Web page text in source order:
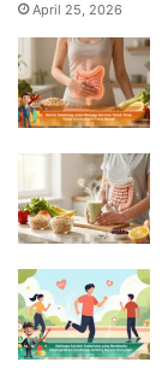
April 25, 2026